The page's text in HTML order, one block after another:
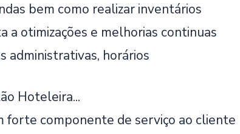
bem como realizar inventários
a otimizações e melhorias continuas
administrativas, horários
Hoteleira...
forte componente de serviço ao cliente